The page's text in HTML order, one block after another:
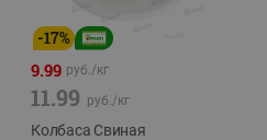
-17%
9.99 руб./кг
11.99 руб./кг
Колбаса Свиная